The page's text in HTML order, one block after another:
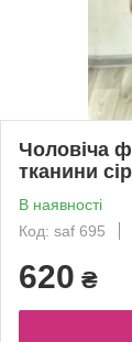
Чоловіча
тканини
В наявності
Код: saf 695
620 ₴